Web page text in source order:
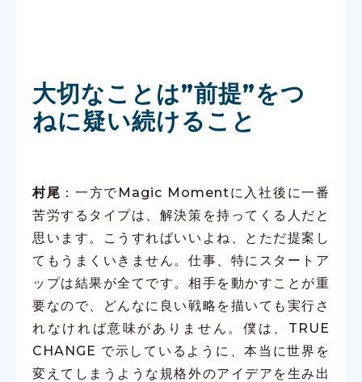
大切なことは”前提”をつ
ねに疑い続けること
村尾 ：一方でMagic Momentに入社後に一番
苦労するタイプは、解決策を持ってくる人だと
思います。こうすればいいよね、とただ提案し
てもうまくいきません。仕事、特にスタートア
ップは結果が全てです。相手を動かすことが重
要なので、どんなに良い戦略を描いても実行さ
れなければ意味がありません。僕は、TRUE
CHANGE で示しているように、本当に世界を
変えてしまうような規格外のアイデアを生み出